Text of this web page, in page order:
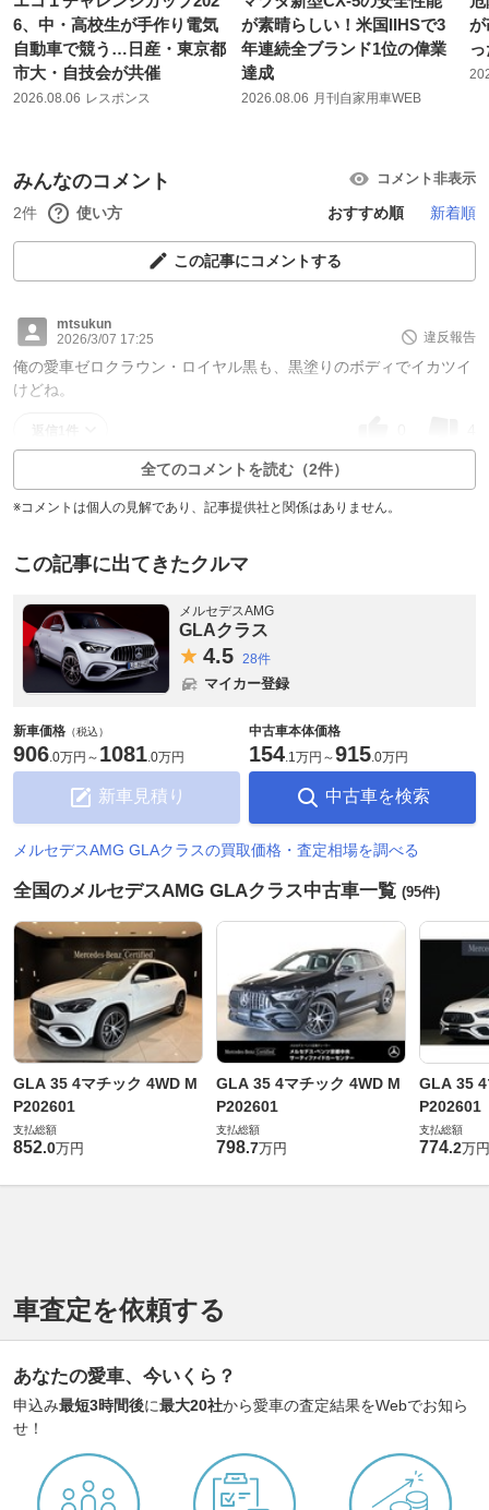
6、中・高校生が手作り電気
自動車で競う…日産・東京都
市大・自技会が共催
2026.08.06 レスポンス
が素晴らしい！米国IIHSで3
年連続全ブランド1位の偉業
達成
2026.08.06 月刊自家用車WEB
が
みんなのコメント コメント非表示
2件 使い方 おすすめ順 新着順
この記事にコメントする
mtsukun
2026/3/07 17:25
違反報告
俺の愛車ゼロクラウン・ロイヤル黒も、黒塗りのボディでイカツイ
けどね。
全てのコメントを読む（2件）
※コメントは個人の見解であり、記事提供社と関係はありません。
この記事に出てきたクルマ
メルセデスAMG
GLAクラス
4.5 28件
マイカー登録
新車価格 （税込）
906.0万円 ～ 1081.0万円
新車見積り
中古車本体価格
154.1万円 ～915.0万円
中古車を検索
メルセデスAMG GLAクラスの買取価格・査定相場を調べる
全国のメルセデスAMG GLAクラス中古車一覧 (95件)
GLA 35 4マチック 4WD M
P202601
支払総額
852.0万円
GLA 35 4マチック 4WD M
P202601
支払総額
798.7万円
GLA 35 4
P202601
支払総額
774.2万円
車査定を依頼する
あなたの愛車、今いくら？
申込み最短3時間後に最大20社から愛車の査定結果をWebでお知ら
せ！